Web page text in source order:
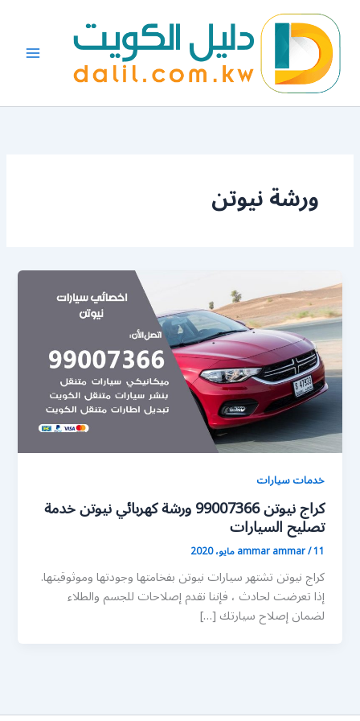
المحتوى
ورشة نيوتن
خدمات سيارات
كراج نيوتن 99007366 ورشة كهربائي نيوتن خدمة
تصليح السيارات
ammar ammar/11 مايو، 2020
كراج نيوتن تشتهر سيارات نيوتن بفخامتها وجودتها وموثوقيتها.
إذا تعرضت لحادث ، فإننا نقدم إصلاحات للجسم والطلاء
لضمان إصلاح سيارتك […]